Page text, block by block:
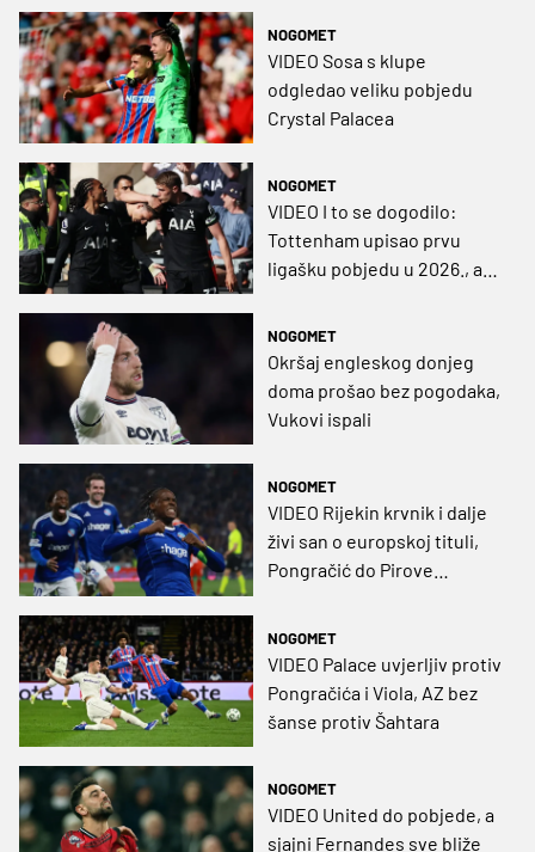
NOGOMET
VIDEO Sosa s klupe
odgledao veliku pobjedu
Crystal Palacea
NOGOMET
VIDEO I to se dogodilo:
Tottenham upisao prvu
ligašku pobjedu u 2026., a
svoje za Liverpool!
NOGOMET
Okršaj engleskog donjeg
doma prošao bez pogodaka,
Vukovi ispali
NOGOMET
VIDEO Rijekin krvnik i dalje
živi san o europskoj tituli,
Pongračić do Pirove
NOGOMET
VIDEO Palace uvjerljiv protiv
Pongračića i Viola, AZ bez
šanse protiv Šahtara
NOGOMET
VIDEO United do pobjede, a
sjajni Fernandes sve bliže